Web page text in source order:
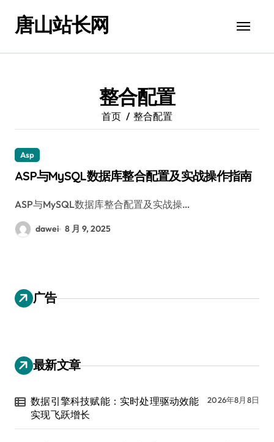
唐山站长网
整合配置
首页 整合配置
Asp
ASP与MySQL数据库整合配置及实战操作指南
ASP与MySQL数据库整合配置及实战操…
dawei 8 月 9, 2025
广告
最新文章
数据引擎科技赋能：实时处理驱动效能
实现飞跃增长
2026年8月8日